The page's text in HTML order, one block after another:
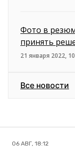
Фото в
принять
21 января 2022,
Все новости
06 АВГ, 18:12